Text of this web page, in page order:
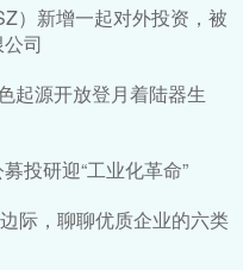
）新增一起对外投资，被
司
起源开放登月着陆器生
投研迎“工业化革命”
际，聊聊优质企业的六类